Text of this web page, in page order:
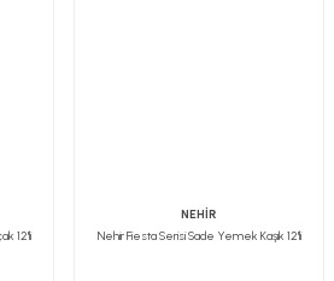
12'li
NEHİR
Nehir Fiesta Serisi Sade Yemek Kaşık 12'li